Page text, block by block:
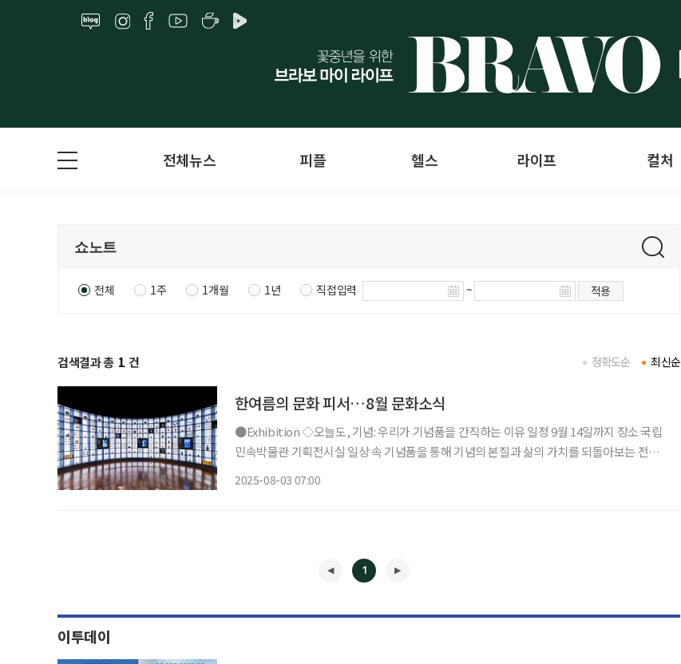
전체뉴스 피플 헬스 라이프 컬처
전체 1주 1개월 1년 직접입력 ~ 적용
검색결과 총 1 건 최신순
정확도순
한여름의 문화 피서…8월 문화소식
●Exhibition ◇오늘도, 기념: 우리가 기념품을 간직하는 이유 일정 9월 14일까지 장소 국립
민속박물관 기획전시실 일상 속 기념품을 통해 기념의 본질과 삶의 가치를 되돌아보는 전시
2025-08-03 07:00
1
이투데이